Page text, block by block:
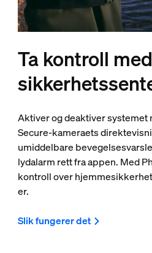
Ta kontroll med
Aktiver og deaktiver systemet
Secure-kameraets
umiddelbare
lydalarm rett fra appen. Med
kontroll over
er.
Slik fungerer det